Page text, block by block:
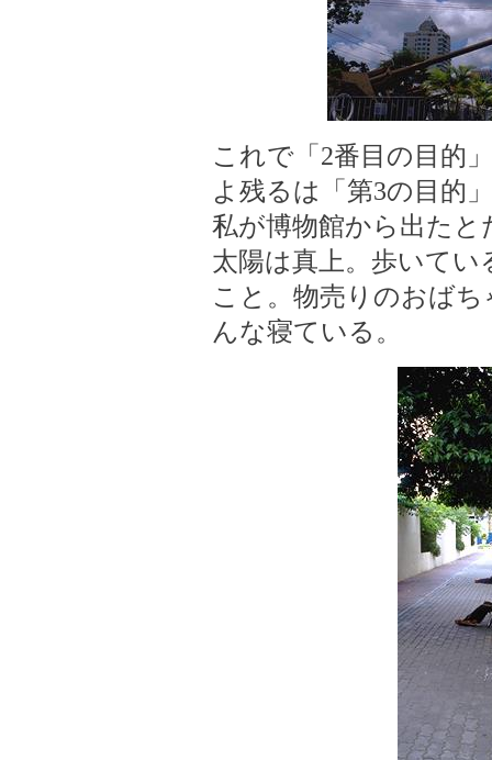
これで「2番目の目的
よ残るは「第3の目的
私が博物館から出た
太陽は真上。歩いて
こと。物売りのおば
んな寝ている。